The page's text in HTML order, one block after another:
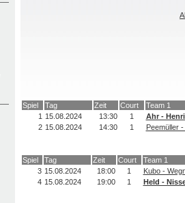
Spiel Tag Zeit Court
Team 1
1 15.08.2024 13:30 1
Ahr -
2 15.08.2024 14:30 1 Peemüller
Spiel Tag Zeit Court
Team 1
3 15.08.2024 18:00 1
Kubo -
4 15.08.2024 19:00 1 Held -